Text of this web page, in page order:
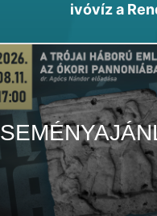
ivóvíz a